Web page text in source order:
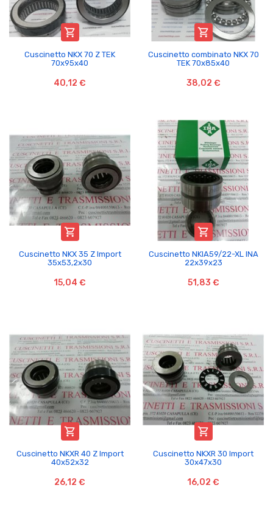

Cuscinetto NKX 70 Z TEK
70x95x40
40,12 €

Cuscinetto combinato NKX 70
TEK 70x85x40
38,02 €

Cuscinetto NKX 35 Z Import
35x53,2x30
15,04 €

Cuscinetto NKIA59/22-XL INA
22x39x23
51,83 €

Cuscinetto NKXR 40 Z Import
40x52x32
26,12 €

Cuscinetto NKXR 30 Import
30x47x30
16,02 €